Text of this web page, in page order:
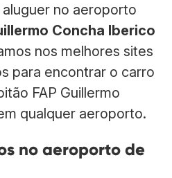
no aeroporto
Concha Iberico
nos melhores sites
para encontrar o carro
FAP Guillermo
qualquer aeroporto.
no aeroporto de